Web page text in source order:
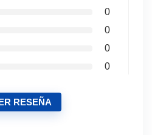
0
0
0
0
RESEÑA